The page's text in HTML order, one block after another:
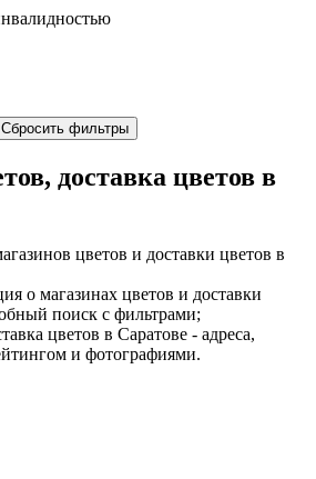
Сбросить фильтры
доставка цветов в
цветов и доставки цветов в
о магазинах цветов и доставки
поиск с фильтрами;
цветов в Саратове - адреса,
и фотографиями.